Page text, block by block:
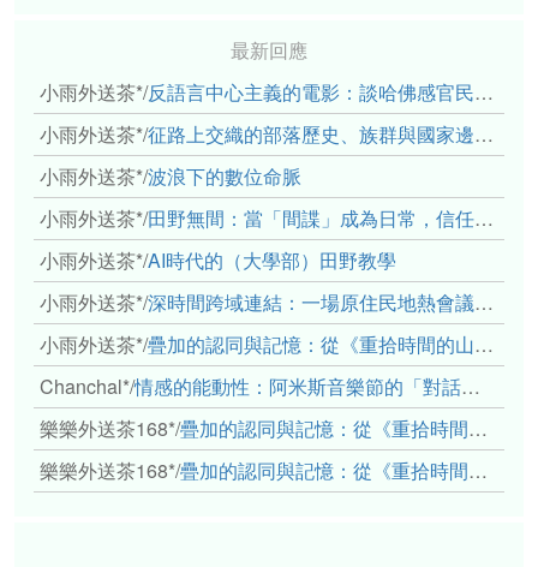
最新回應
小雨外送茶*/反語言中心主義的電影：談哈佛感官民族誌實驗室
小雨外送茶*/征路上交織的部落歷史、族群與國家邊界敘事： 《路有多長》、《高砂的翅膀》、《檔案／李光輝》
小雨外送茶*/波浪下的數位命脈
小雨外送茶*/田野無間：當「間諜」成為日常，信任角力下的情感伏流
小雨外送茶*/AI時代的（大學部）田野教學
小雨外送茶*/深時間跨域連結：一場原住民地熱會議的初步觀察
小雨外送茶*/疊加的認同與記憶：從《重拾時間的山語》探討「我們的」立場性(positionality)
Chanchal*/情感的能動性：阿米斯音樂節的「對話觀察」
樂樂外送茶168*/疊加的認同與記憶：從《重拾時間的山語》探討「我們的」立場性(positionality)
樂樂外送茶168*/疊加的認同與記憶：從《重拾時間的山語》探討「我們的」立場性(positionality)